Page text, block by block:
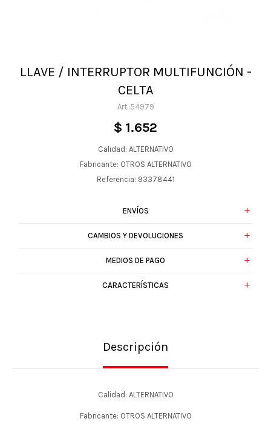
LLAVE / INTERRUPTOR MULTIFUNCIÓN -
CELTA
54979
$ 1.652
Calidad: ALTERNATIVO
Fabricante: OTROS ALTERNATIVO
Referencia: 93378441
ENVÍOS
CAMBIOS Y DEVOLUCIONES
MEDIOS DE PAGO
CARACTERÍSTICAS
Descripción
Calidad: ALTERNATIVO
Fabricante: OTROS ALTERNATIVO